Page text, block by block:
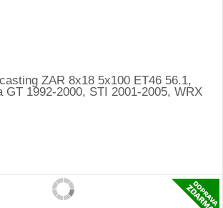
ZAR 8x18 5x100 ET46 56.1,
GT 1992-2000, STI 2001-2005, WRX